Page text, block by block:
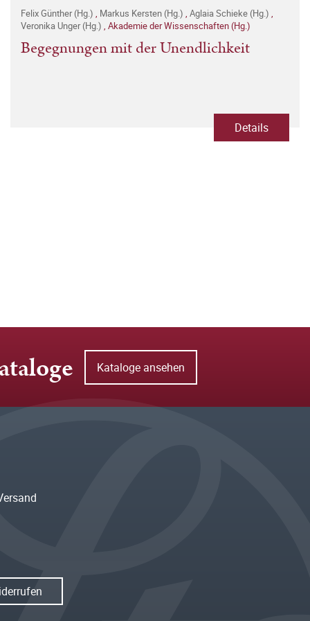
Felix Günther (Hg.) Markus Kersten (Hg.) Aglaia Schieke (Hg.)
Veronika Unger (Hg.) Akademie der Wissenschaften (Hg.)
Begegnungen mit der Unendlichkeit
Details
Kataloge ansehen